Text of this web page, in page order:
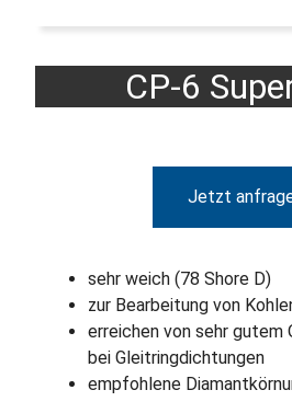
CP-6
Jetzt
sehr weich (78 Shore D)
zur Bearbeitung von
erreichen von sehr gutem
bei Gleitringdichtungen
empfohlene